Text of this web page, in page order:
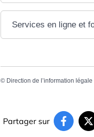
Services en ligne et
© Direction de l’information
Partager sur